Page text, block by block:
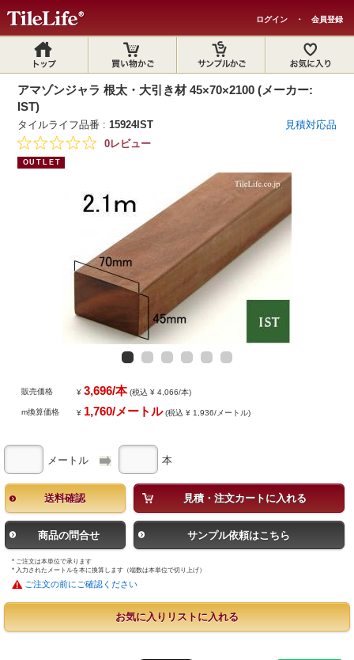
ログイン ・ 会員登録
アマゾンジャラ 根太・大引き材 45×70×2100 (メーカー:
IST)
タイルライフ品番 :15924IST
見積対応品
0レビュー
OUTLET
販売価格 ¥3,696/本(税込 ¥ 4,066/本)
m換算価格 ¥ 1,760/メートル(税込 ¥ 1,936/メートル)
メートル 本
送料確認 見積・注文カートに入れる
商品の問合せ サンプル依頼はこちら
* ご注文は本単位で承ります
* 入力されたメートルを本に換算します（端数は本単位で切り上げ）
ご注文の前にご確認ください
お気に入りリストに入れる